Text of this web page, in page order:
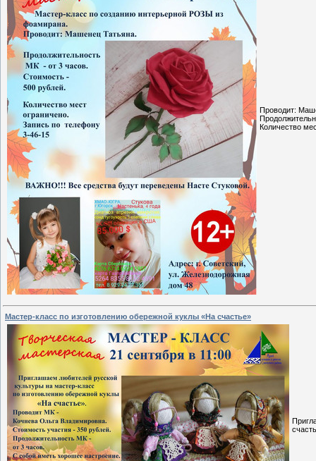
Проводит:
Количество
Мастер-класс по изготовлению обережной куклы «На счастье»